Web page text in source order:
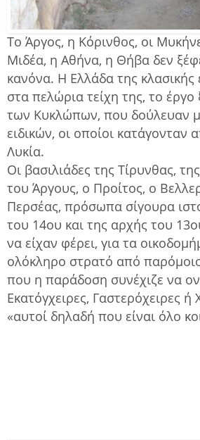
Το Άργος, η Κόρινθος, οι
Μιδέα, η Αθήνα, η Θήβα δεν
κανόνα. Η Ελλάδα της κλασικής
στα πελώρια τείχη της, το
των Κυκλώπων, που δούλευαν
ειδικών, οι οποίοι κατάγονταν
Λυκία.
Οι βασιλιάδες της Τίρυνθας,
του Άργους, ο Προίτος, ο
Περσέας, πρόσωπα σίγουρα
του 14ου και της αρχής του
να είχαν φέρει, για τα
ολόκληρο στρατό από
που η παράδοση συνέχιζε να
Εκατόγχειρες, Γαστερόχειρες ή
«αυτοί δηλαδή που είναι όλο